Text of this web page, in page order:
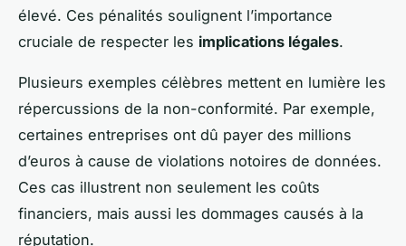
élevé. Ces pénalités soulignent l’importance
cruciale de respecter les implications légales.
Plusieurs exemples célèbres mettent en lumière les
répercussions de la non-conformité. Par exemple,
certaines entreprises ont dû payer des millions
d’euros à cause de violations notoires de données.
Ces cas illustrent non seulement les coûts
financiers, mais aussi les dommages causés à la
réputation.